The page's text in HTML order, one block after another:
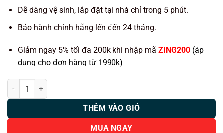
500.000 ₫.
Dễ dàng vệ sinh, lắp đặt tại nhà chỉ trong 5 phút.
Bảo hành chính hãng lến đến 24 tháng.
Giảm ngay 5% tối đa 200k khi nhập mã ZING200 (áp
dụng cho đơn hàng từ 1990k)
Thảm lót rối ô tô Toyota Veloz (7 chỗ) nhựa PVC cao cấp Huvi số
THÊM VÀO GIỎ
MUA NGAY